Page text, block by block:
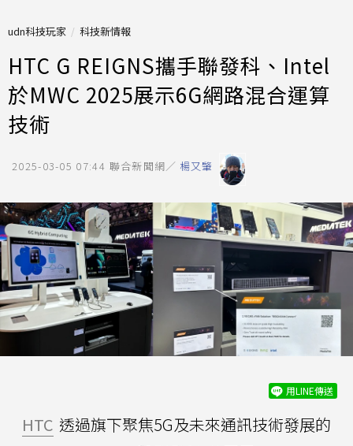
udn科技玩家 科技新情報
HTC G REIGNS攜手聯發科、Intel
於MWC 2025展示6G網路混合運算
技術
2025-03-05 07:44 聯合新聞網／ 楊又肇
用LINE傳送
HTC 透過旗下聚焦5G及未來通訊技術發展的